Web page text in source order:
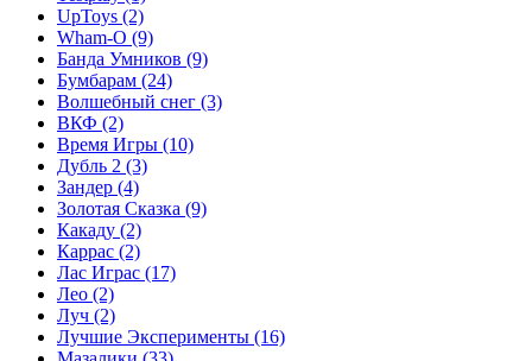
UpToys (2)
Wham-O (9)
Банда Умников (9)
Бумбарам (24)
Волшебный снег (3)
ВКФ (2)
Время Игры (10)
Дубль 2 (3)
Зандер (4)
Золотая Сказка (9)
Какаду (2)
Каррас (2)
Лас Играс (17)
Лео (2)
Луч (2)
Лучшие Эксперименты (16)